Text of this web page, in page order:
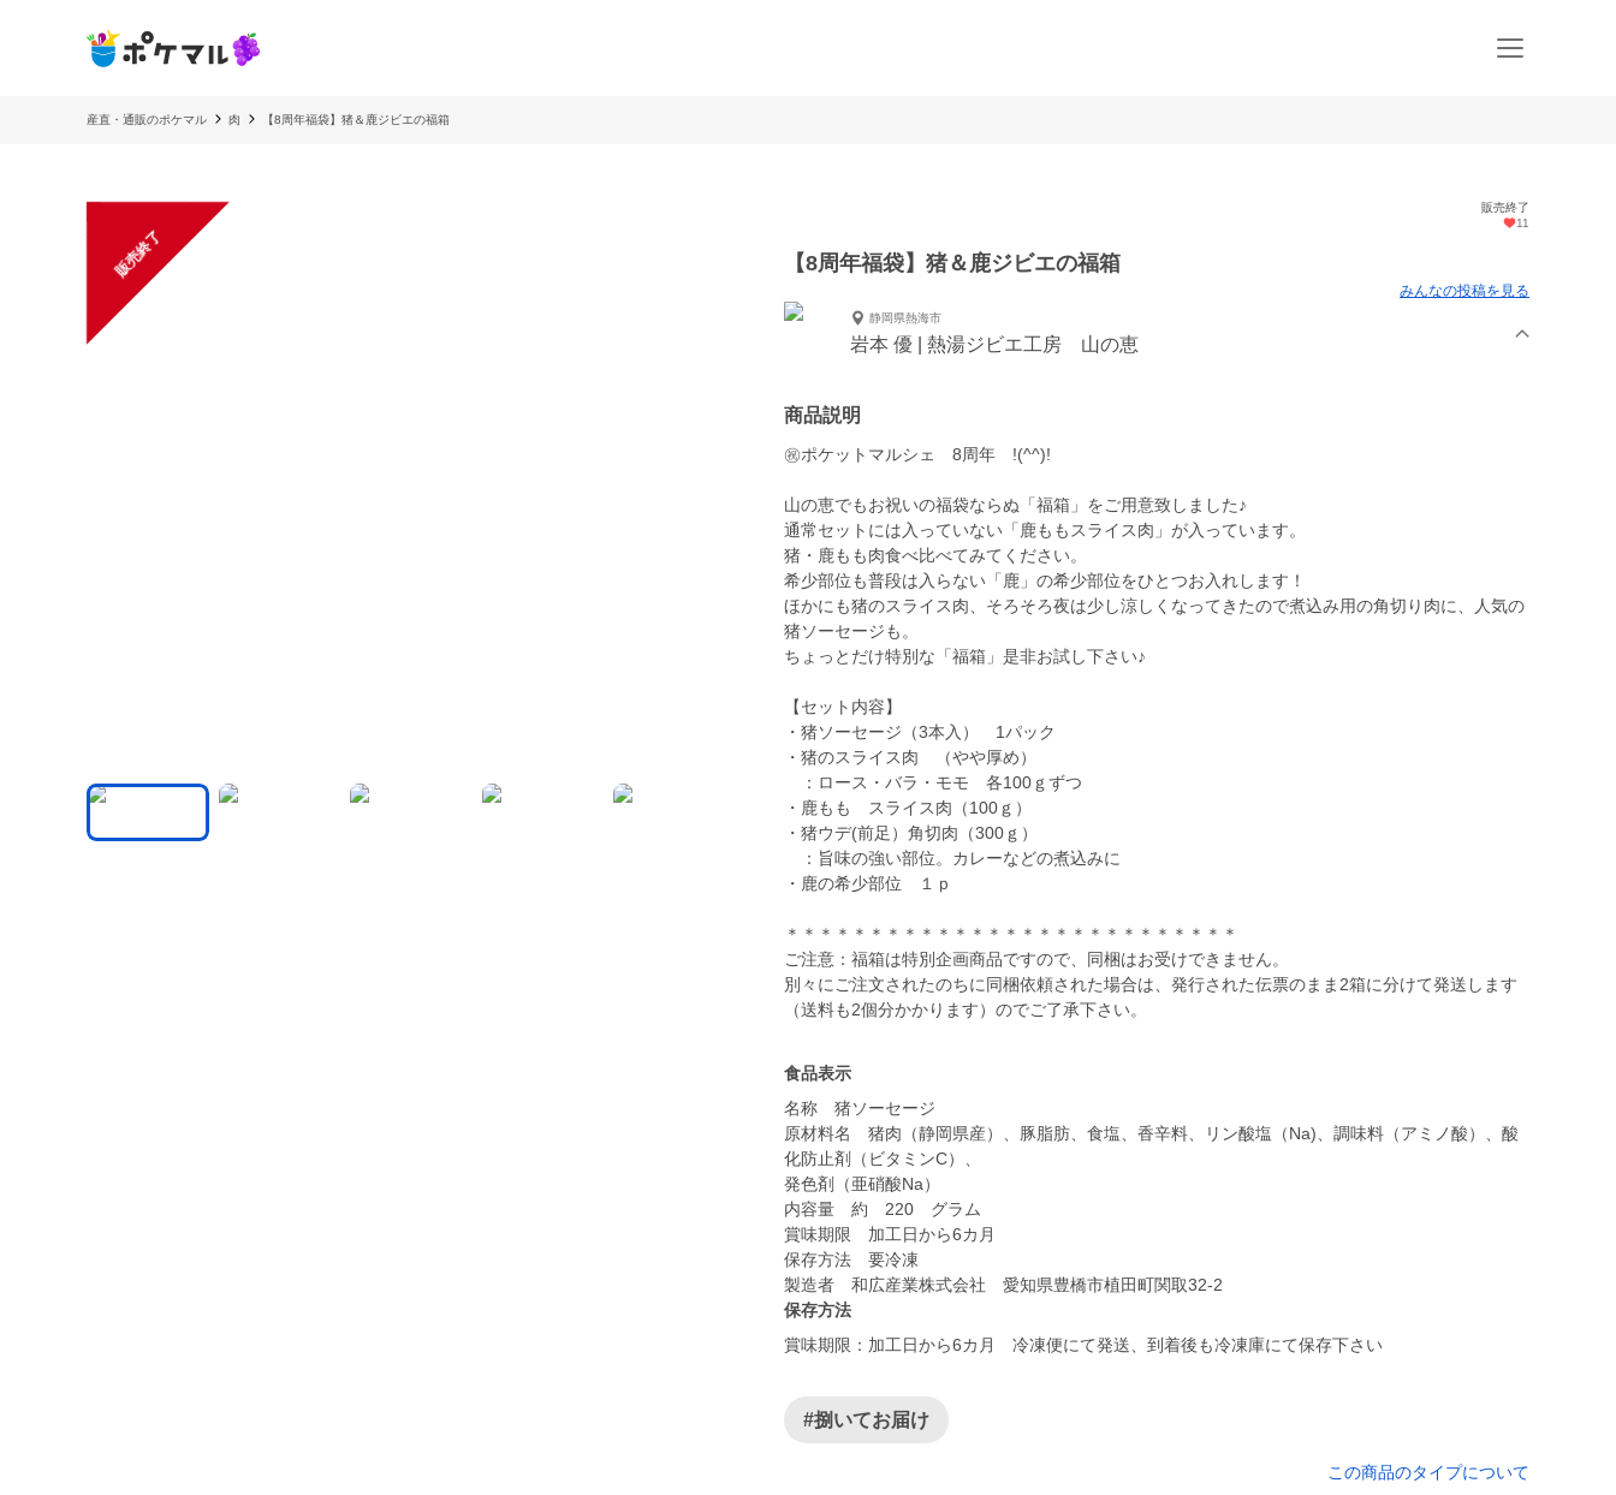
産直・通販のポケマル 肉 【8周年福袋】猪＆鹿ジビエの福箱
販売終了
販売終了
11
【8周年福袋】猪＆鹿ジビエの福箱
みんなの投稿を見る
静岡県熱海市
岩本 優 | 熱湯ジビエ工房 山の恵
商品説明
㊗ポケットマルシェ 8周年 !(^^)!
山の恵でもお祝いの福袋ならぬ「福箱」をご用意致しました♪
通常セットには入っていない「鹿ももスライス肉」が入っています。
猪・鹿もも肉食べ比べてみてください。
希少部位も普段は入らない「鹿」の希少部位をひとつお入れします！
ほかにも猪のスライス肉、そろそろ夜は少し涼しくなってきたので煮込み用の角切り肉に、人気の
猪ソーセージも。
ちょっとだけ特別な「福箱」是非お試し下さい♪
【セット内容】
・猪ソーセージ（3本入） 1パック
・猪のスライス肉 （やや厚め）
：ロース・バラ・モモ 各100ｇずつ
・鹿もも スライス肉（100ｇ）
・猪ウデ(前足）角切肉（300ｇ）
：旨味の強い部位。カレーなどの煮込みに
・鹿の希少部位 １ｐ
＊＊＊＊＊＊＊＊＊＊＊＊＊＊＊＊＊＊＊＊＊＊＊＊＊＊＊
ご注意：福箱は特別企画商品ですので、同梱はお受けできません。
別々にご注文されたのちに同梱依頼された場合は、発行された伝票のまま2箱に分けて発送します
食品表示
名称 猪ソーセージ
原材料名 猪肉（静岡県産）、豚脂肪、食塩、香辛料、リン酸塩（Na)、調味料（アミノ酸）、酸
化防止剤（ビタミンC）、
発色剤（亜硝酸Na）
内容量 約 220 グラム
賞味期限 加工日から6カ月
保存方法 要冷凍
製造者 和広産業株式会社 愛知県豊橋市植田町関取32-2
保存方法
賞味期限：加工日から6カ月 冷凍便にて発送、到着後も冷凍庫にて保存下さい
#捌いてお届け
この商品のタイプについて